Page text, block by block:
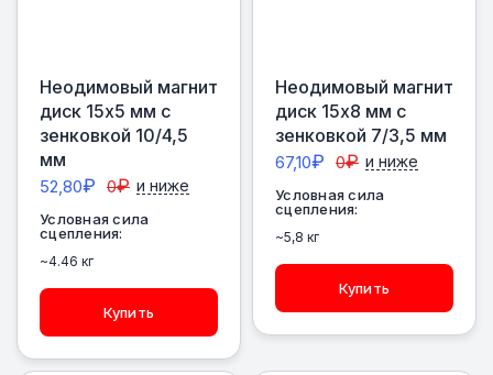
Неодимовый магнит
диск 15х5 мм с
зенковкой 10/4,5
мм
52,80₽ 0₽ и ниже
Условная сила
сцепления:
~4.46 кг
Купить
Неодимовый магнит
диск 15х8 мм с
зенковкой 7/3,5 мм
67,10₽ 0₽ и ниже
Условная сила
сцепления:
~5,8 кг
Купить